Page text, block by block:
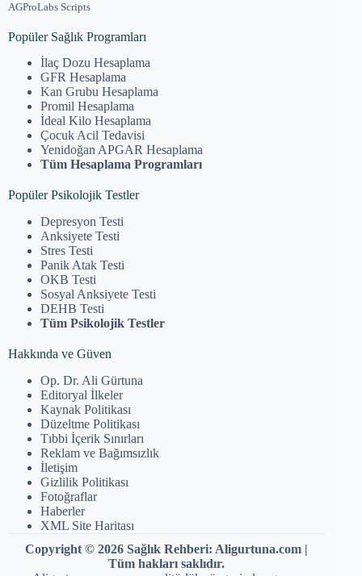
AGProLabs Scripts
Popüler Sağlık Programları
İlaç Dozu Hesaplama
GFR Hesaplama
Kan Grubu Hesaplama
Promil Hesaplama
İdeal Kilo Hesaplama
Çocuk Acil Tedavisi
Yenidoğan APGAR Hesaplama
Tüm Hesaplama Programları
Popüler Psikolojik Testler
Depresyon Testi
Anksiyete Testi
Stres Testi
Panik Atak Testi
OKB Testi
Sosyal Anksiyete Testi
DEHB Testi
Tüm Psikolojik Testler
Hakkında ve Güven
Op. Dr. Ali Gürtuna
Editoryal İlkeler
Kaynak Politikası
Düzeltme Politikası
Tıbbi İçerik Sınırları
Reklam ve Bağımsızlık
İletişim
Gizlilik Politikası
Fotoğraflar
Haberler
XML Site Haritası
Copyright © 2026 Sağlık Rehberi: Aligurtuna.com |
Tüm hakları saklıdır.